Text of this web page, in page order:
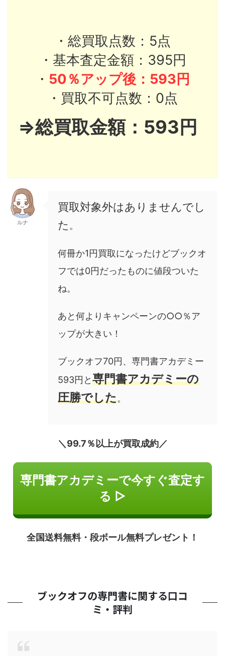
・総買取点数：5点
・基本査定金額：395円
・ 50％アップ後：593円
・買取不可点数：0点
⇒総買取金額：593円
ルナ
買取対象外はありませんでし
た 。
何冊か1円買取になったけどブックオ
フでは0円だったものに値段ついた
ね。
あと何よりキャンペーンの○○％ア
ップが大きい！
ブックオフ70円、専門書アカデミー
593円と専門書アカデミーの
圧勝でした。
＼99.7％以上が買取成約／
専門書アカデミーで今すぐ査定す
る ▷
全国送料無料・段ボール無料プレゼント！
ブックオフの専門書に関する口コ
ミ・評判